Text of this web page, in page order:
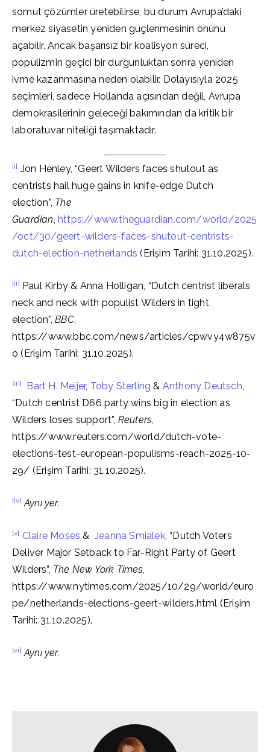
somut çözümler üretebilirse, bu durum Avrupa’daki
merkez siyasetin yeniden güçlenmesinin önünü
açabilir. Ancak başarısız bir koalisyon süreci,
popülizmin geçici bir durgunluktan sonra yeniden
ivme kazanmasına neden olabilir. Dolayısıyla 2025
seçimleri, sadece Hollanda açısından değil, Avrupa
demokrasilerinin geleceği bakımından da kritik bir
laboratuvar niteliği taşımaktadır.
[i] Jon Henley, “Geert Wilders faces shutout as
centrists hail huge gains in knife-edge Dutch
election”, The
Guardian,https://www.theguardian.com/world/2025
/oct/30/geert-wilders-faces-shutout-centrists-
dutch-election-netherlands (Erişim Tarihi: 31.10.2025).
[ii] Paul Kirby & Anna Holligan, “Dutch centrist liberals
neck and neck with populist Wilders in tight
election”,BBC,
https://www.bbc.com/news/articles/cpwvy4w875v
o (Erişim Tarihi: 31.10.2025).
[iii] Bart H. Meijer, Toby Sterling & Anthony Deutsch,
“Dutch centrist D66 party wins big in election as
Wilders loses support”, Reuters,
https://www.reuters.com/world/dutch-vote-
elections-test-european-populisms-reach-2025-10-
29/ (Erişim Tarihi: 31.10.2025).
[iv] Aynı yer.
[v] Claire Moses &Jeanna Smialek, “Dutch Voters
Deliver Major Setback to Far-Right Party of Geert
Wilders”, The New York Times,
https://www.nytimes.com/2025/10/29/world/euro
pe/netherlands-elections-geert-wilders.html (Erişim
Tarihi: 31.10.2025).
[vi] Aynı yer.